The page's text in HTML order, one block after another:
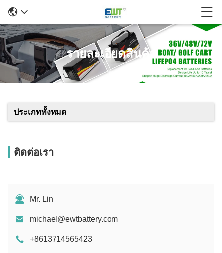
รายละเอียดสินค้า
ประเภททั้งหมด
ติดต่อเรา
Mr. Lin
michael@ewtbattery.com
+8613714565423